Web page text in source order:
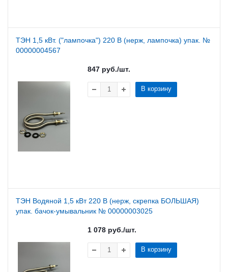
ТЭН 1,5 кВт. ("лампочка") 220 В (нерж, лампочка) упак. №
00000004567
847 руб./шт.
В корзину
ТЭН Водяной 1,5 кВт 220 В (нерж, скрепка БОЛЬШАЯ)
упак. бачок-умывальник № 00000003025
1 078 руб./шт.
В корзину